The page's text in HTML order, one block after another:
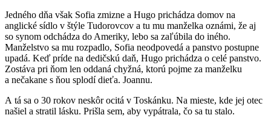
Jedného dňa však Sofia zmizne a Hugo prichádza domov na
anglické sídlo v štýle Tudorovcov a tu mu manželka oznámi, že aj
so synom odchádza do Ameriky, lebo sa zaľúbila do iného.
Manželstvo sa mu rozpadlo, Sofia neodpovedá a panstvo postupne
upadá. Keď príde na dedičskú daň, Hugo prichádza o celé panstvo.
Zostáva pri ňom len oddaná chyžná, ktorú pojme za manželku
a nečakane s ňou splodí dieťa. Joannu.
A tá sa o 30 rokov neskôr ocitá v Toskánku. Na mieste, kde jej otec
našiel a stratil lásku. Prišla sem, aby vypátrala, čo sa tu stalo.